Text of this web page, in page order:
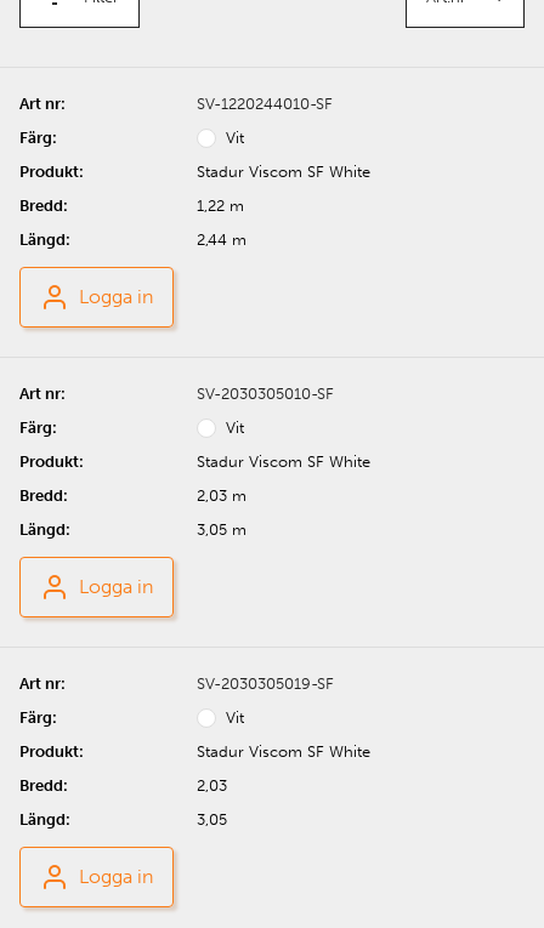
SV-1220244010-SF
Vit
Stadur Viscom SF White
1,22 m
2,44 m
Logga in
SV-2030305010-SF
Vit
Stadur Viscom SF White
2,03 m
3,05 m
Logga in
SV-2030305019-SF
Vit
Stadur Viscom SF White
2,03
3,05
Logga in